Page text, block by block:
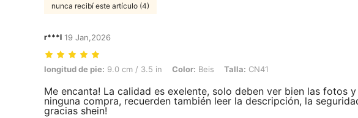
nunca recibí este artículo (4)
r***l 19 Jan,2026
longitud de pie: 9.0 cm / 3.5 in, Color: Beis, Talla: CN41
longitud de pie: 9.0 cm / 3.5 in Color: Beis Talla: CN41
Me encanta! La calidad es exelente, solo deben ver bien las fotos
ninguna compra, recuerden también leer la descripción, la
gracias shein!